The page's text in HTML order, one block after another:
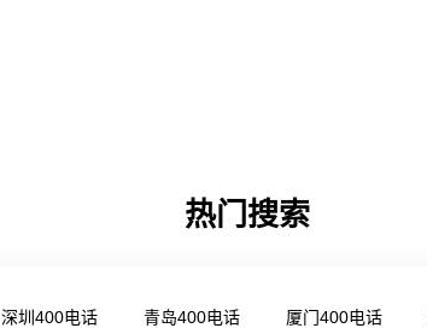
热门搜索
深圳400电话 青岛400电话 厦门400电话